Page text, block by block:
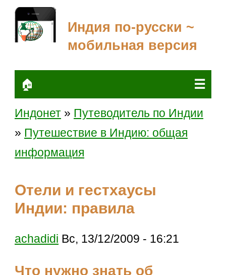
Индия по-русски ~
мобильная версия
🏠 ☰
Индонет » Путеводитель по Индии
» Путешествие в Индию: общая
информация
Отели и гестхаусы
Индии: правила
achadidi Вс, 13/12/2009 - 16:21
Что нужно знать об